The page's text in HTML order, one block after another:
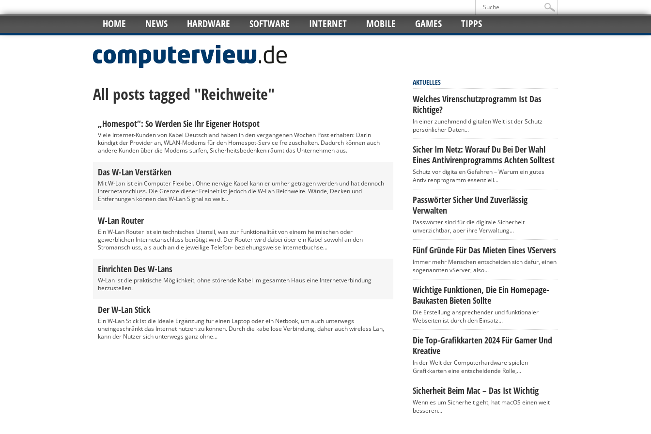
HOME NEWS HARDWARE SOFTWARE INTERNET MOBILE GAMES TIPPS
All posts tagged "Reichweite"
„Homespot“: So Werden Sie Ihr Eigener Hotspot
Viele Internet-Kunden von Kabel Deutschland haben in den vergangenen Wochen Post erhalten: Darin
kündigt der Provider an, WLAN-Modems für den Homespot-Service freizuschalten. Dadurch können auch
andere Kunden über die Modems surfen, Sicherheitsbedenken räumt das Unternehmen aus.
Das W-Lan Verstärken
Mit W-Lan ist ein Computer Flexibel. Ohne nervige Kabel kann er umher getragen werden und hat dennoch
Internetanschluss. Die Grenze dieser Freiheit ist jedoch die W-Lan Reichweite. Wände, Decken und
Entfernungen können das W-Lan Signal so weit...
W-Lan Router
Ein W-Lan Router ist ein technisches Utensil, was zur Funktionalität von einem heimischen oder
gewerblichen Internetanschluss benötigt wird. Der Router wird dabei über ein Kabel sowohl an den
Stromanschluss, als auch an die jeweilige Telefon- beziehungsweise Internetbuchse...
Einrichten Des W-Lans
W-Lan ist die praktische Möglichkeit, ohne störende Kabel im gesamten Haus eine Internetverbindung
herzustellen.
Der W-Lan Stick
Ein W-Lan Stick ist die ideale Ergänzung für einen Laptop oder ein Netbook, um auch unterwegs
uneingeschränkt das Internet nutzen zu können. Durch die kabellose Verbindung, daher auch wireless Lan,
kann der Nutzer sich unterwegs ganz ohne...
AKTUELLES
Welches Virenschutzprogramm Ist Das
Richtige?
In einer zunehmend digitalen Welt ist der Schutz
persönlicher Daten...
Sicher Im Netz: Worauf Du Bei Der Wahl
Eines Antivirenprogramms Achten Solltest
Schutz vor digitalen Gefahren – Warum ein gutes
Antivirenprogramm essenziell...
Passwörter Sicher Und Zuverlässig
Verwalten
Passwörter sind für die digitale Sicherheit
unverzichtbar, aber ihre Verwaltung...
Fünf Gründe Für Das Mieten Eines VServers
Immer mehr Menschen entscheiden sich dafür, einen
sogenannten vServer, also...
Wichtige Funktionen, Die Ein Homepage-
Baukasten Bieten Sollte
Die Erstellung ansprechender und funktionaler
Webseiten ist durch den Einsatz...
Die Top-Grafikkarten 2024 Für Gamer Und
Kreative
In der Welt der Computerhardware spielen
Grafikkarten eine entscheidende Rolle,...
Sicherheit Beim Mac – Das Ist Wichtig
Wenn es um Sicherheit geht, hat macOS einen weit
besseren...